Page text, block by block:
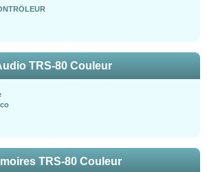
TRS-80 Couleur
TRS-80 Couleur